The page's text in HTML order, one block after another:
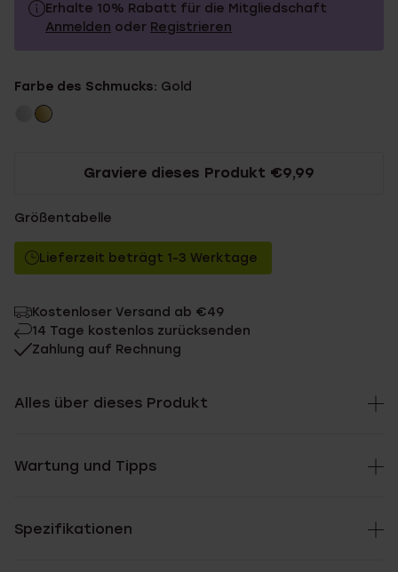
Erhalte 10% Rabatt für die Mitgliedschaft
Anmelden oder Registrieren
Ohne Mitgliederrabatt
Farbe des Schmucks: Gold
Graviere dieses Produkt €9,99
Größentabelle
Lieferzeit beträgt 1-3 Werktage
Kostenloser Versand ab €49
14 Tage kostenlos zurücksenden
Zahlung auf Rechnung
Alles über dieses Produkt
Wartung und Tipps
Spezifikationen